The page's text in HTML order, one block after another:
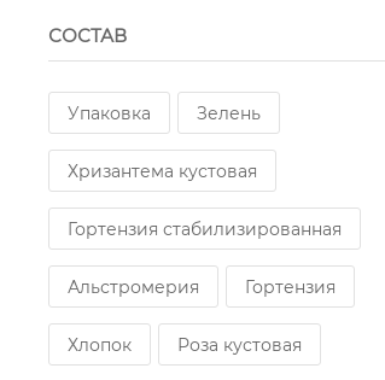
СОСТАВ
Упаковка Зелень
Хризантема кустовая
Гортензия стабилизированная
Альстромерия Гортензия
Хлопок Роза кустовая